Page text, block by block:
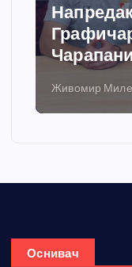
Живомир
Оснивач